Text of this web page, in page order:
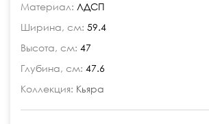
Материал: ЛДСП
Ширина, см: 59.4
Высота, см: 47
Глубина, см: 47.6
Коллекция: Кьяра